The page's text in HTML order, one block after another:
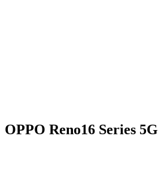
OPPO Reno16 Series 5G